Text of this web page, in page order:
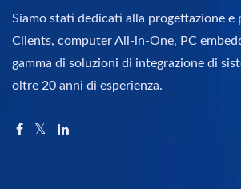
Siamo stati dedicati alla progettazione e
Clients, computer All-in-One, PC
gamma di soluzioni di integrazione di
oltre 20 anni di esperienza.